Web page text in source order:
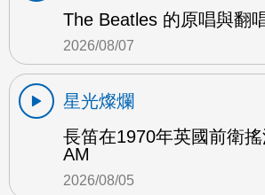
The Beatles 的原唱與翻
2026/08/07
星光燦爛
長笛在1970年英國前衛
AM
2026/08/05